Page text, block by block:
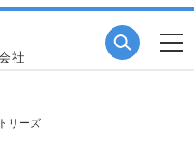
社
リーズ
リーはこちら